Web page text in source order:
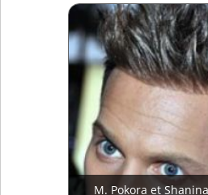
M. Pokora et